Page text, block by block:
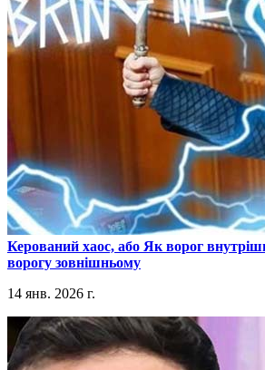
​Керований хаос, або Як ворог
ворогу зовнішньому
14 янв. 2026 г.